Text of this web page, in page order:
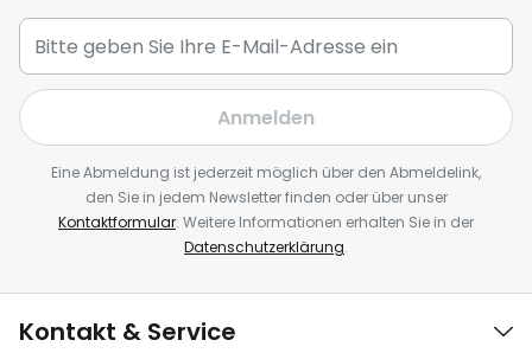
Anmelden
Eine Abmeldung ist jederzeit möglich über den Abmeldelink,
den Sie in jedem Newsletter finden oder über unser
Kontaktformular. Weitere Informationen erhalten Sie in der
Datenschutzerklärung.
Kontakt & Service